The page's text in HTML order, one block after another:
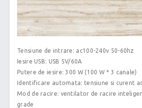
Tensiune de intrare: ac100-240v 50-60hz
Iesire USB: USB 5V/60A
Putere de iesire: 300 W (100 W * 3 canale)
Identificare automata: tensiune si curent
Mod de racire: ventilator de racire
grade